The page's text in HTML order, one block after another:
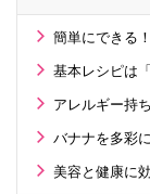
簡単にできる
基本レシピは
アレルギー持
バナナを多彩
美容と健康に効